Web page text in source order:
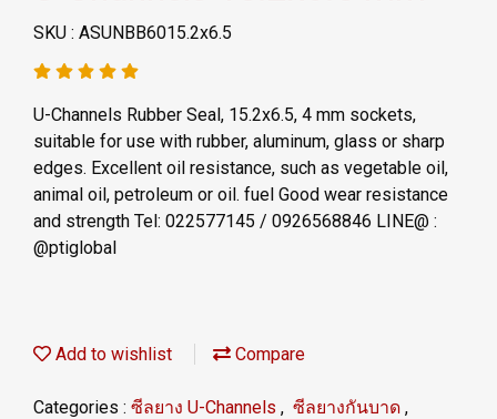
SKU : ASUNBB6015.2x6.5
U-Channels Rubber Seal, 15.2x6.5, 4 mm sockets,
suitable for use with rubber, aluminum, glass or sharp
edges. Excellent oil resistance, such as vegetable oil,
animal oil, petroleum or oil. fuel Good wear resistance
and strength Tel: 022577145 / 0926568846 LINE@ :
@ptiglobal
Add to wishlist Compare
Categories : ซีลยาง U-Channels , ซีลยางกันบาด ,